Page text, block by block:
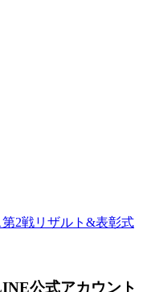
2戦リザルト&表彰式
公式アカウント